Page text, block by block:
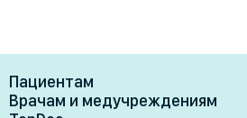
Пациентам
Врачи
Врачам и медучреждениям